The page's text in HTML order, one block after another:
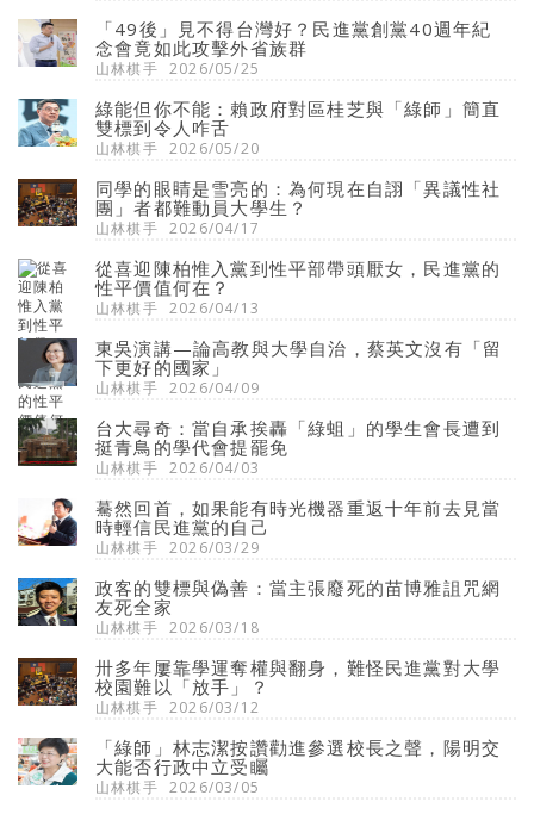
「49後」見不得台灣好？民進黨創黨40週年紀
念會竟如此攻擊外省族群
山林棋手 2026/05/25
綠能但你不能：賴政府對區桂芝與「綠師」簡直
雙標到令人咋舌
山林棋手 2026/05/20
同學的眼睛是雪亮的：為何現在自詡「異議性社
團」者都難動員大學生？
山林棋手 2026/04/17
從喜迎陳柏惟入黨到性平部帶頭厭女，民進黨的
性平價值何在？
山林棋手 2026/04/13
東吳演講—論高教與大學自治，蔡英文沒有「留
下更好的國家」
山林棋手 2026/04/09
台大尋奇：當自承挨轟「綠蛆」的學生會長遭到
挺青鳥的學代會提罷免
山林棋手 2026/04/03
驀然回首，如果能有時光機器重返十年前去見當
時輕信民進黨的自己
山林棋手 2026/03/29
政客的雙標與偽善：當主張廢死的苗博雅詛咒網
友死全家
山林棋手 2026/03/18
卅多年屢靠學運奪權與翻身，難怪民進黨對大學
校園難以「放手」？
山林棋手 2026/03/12
「綠師」林志潔按讚勸進參選校長之聲，陽明交
大能否行政中立受矚
山林棋手 2026/03/05